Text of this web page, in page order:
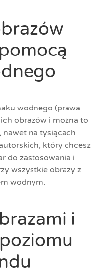
wodnego (prawa
obrazów i można to
na tysiącach
który chcesz
do zastosowania i
wszystkie obrazy z
wodnym.
i